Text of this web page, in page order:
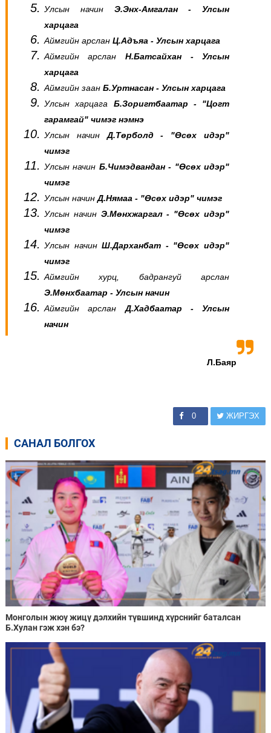
Улсын начин Э.Энх-Амгалан - Улсын
харцага
Аймгийн арслан Ц.Адъяа - Улсын харцага
Аймгийн арслан Н.Батсайхан - Улсын
харцага
Аймгийн заан Б.Уртнасан - Улсын харцага
Улсын харцага Б.Зоригтбаатар - "Цогт
гарамгай" чимэг нэмнэ
Улсын начинД.Төрболд - "Өсөх идэр"
чимэг
Улсын начин Б.Чимэдвандан - "Өсөх идэр"
чимэг
Улсын начинД.Нямаа - "Өсөх идэр" чимэг
Улсын начин Э.Мөнхжаргал - "Өсөх идэр"
чимэг
Улсын начинШ.Дарханбат - "Өсөх идэр"
чимэг
Аймгийн хурц, бадрангуй арслан
Э.Мөнхбаатар - Улсын начин
Аймгийн арсланД.Хадбаатар - Улсын
начин
Л.Баяр
0 ЖИРГЭХ
САНАЛ БОЛГОХ
Монголын жюү жицү дэлхийн түвшинд хүрснийг баталсан
Б.Хулан гэж хэн бэ?